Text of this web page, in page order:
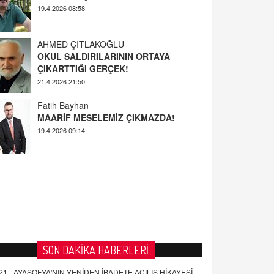
AHMED ÇITLAKOĞLU
OKUL SALDIRILARININ ORTAYA
21.4.2026 21:50
Fatih Bayhan
MAARİF MESELEMİZ ÇIKMAZDA!
YUSUF YAVUZYILMAZ
EĞİTİM'DE ŞİDDET
SON DAKİKA HABERLERİ
- AYASOFYA'NIN YENİDEN İBADETE AÇILIŞ HİKAYESİ